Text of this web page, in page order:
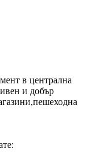
склад,
в централна
и добър
на